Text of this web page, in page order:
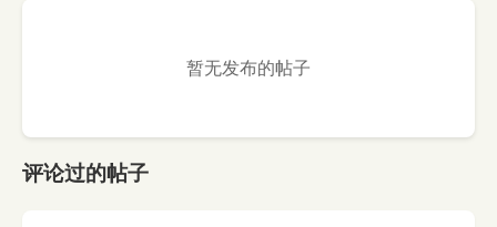
暂无发布的帖子
评论过的帖子